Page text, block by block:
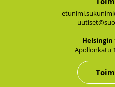
Apol­lon­ka­tu